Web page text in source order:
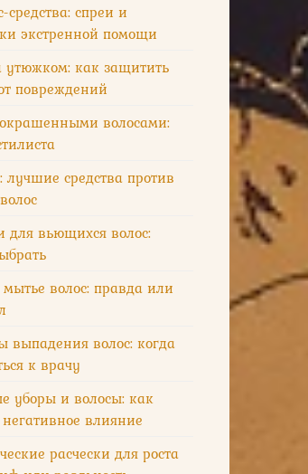
средства: спреи и
экстренной помощи
утюжком: как защитить
повреждений
волосами:
лучшие средства против
для вьющихся волос:
волос: правда или
выпадения волос: когда
к врачу
уборы и волосы: как
влияние
расчески для роста